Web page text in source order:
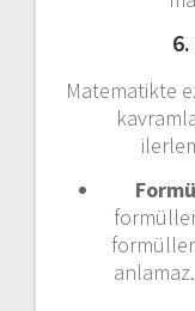
Matematikte